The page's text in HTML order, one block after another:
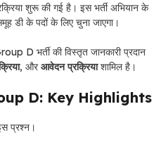
शुरू की गई है। इस भर्ती अभियान के
डी के पदों के लिए चुना जाएगा।
D भर्ती की विस्तृत जानकारी प्रदान
, औरआवेदन प्रक्रियाशामिल है।
D: Key Highlights
प्रश्न।